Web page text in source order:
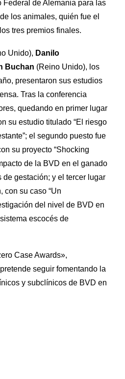
Federal de Alemania para las
los animales, quién fue el
tres premios finales.
Unido), Danilo
Buchan (Reino Unido), los
presentaron sus estudios
Tras la conferencia
quedando en primer lugar
su estudio titulado “El riesgo
el segundo puesto fue
su proyecto “Shocking
de la BVD en el ganado
de gestación; y el tercer lugar
con su caso “Un
del nivel de BVD en
escocés de
Case Awards»,
seguir fomentando la
y subclínicos de BVD en